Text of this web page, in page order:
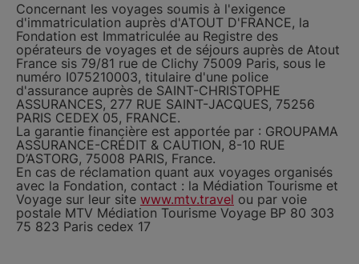
Concernant les voyages soumis à l'exigence
d'immatriculation auprès d'ATOUT D'FRANCE, la
Fondation est Immatriculée au Registre des
opérateurs de voyages et de séjours auprès de Atout
France sis 79/81 rue de Clichy 75009 Paris, sous le
numéro I075210003, titulaire d'une police
d'assurance auprès de SAINT-CHRISTOPHE
ASSURANCES, 277 RUE SAINT-JACQUES, 75256
PARIS CEDEX 05, FRANCE.
La garantie financière est apportée par : GROUPAMA
ASSURANCE-CRÉDIT & CAUTION, 8-10 RUE
D’ASTORG, 75008 PARIS, France.
En cas de réclamation quant aux voyages organisés
avec la Fondation, contact : la Médiation Tourisme et
Voyage sur leur site www.mtv.travel ou par voie
postale MTV Médiation Tourisme Voyage BP 80 303
75 823 Paris cedex 17